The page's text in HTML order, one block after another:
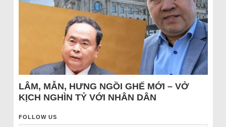
LÂM, MẪN, HƯNG NGỒI GHẾ MỚI – VỞ
KỊCH NGHÌN TỶ VỚI NHÂN DÂN
FOLLOW US